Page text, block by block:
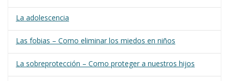
La adolescencia
Las fobias – Como eliminar los miedos en niños
La sobreprotección – Como proteger a nuestros hijos